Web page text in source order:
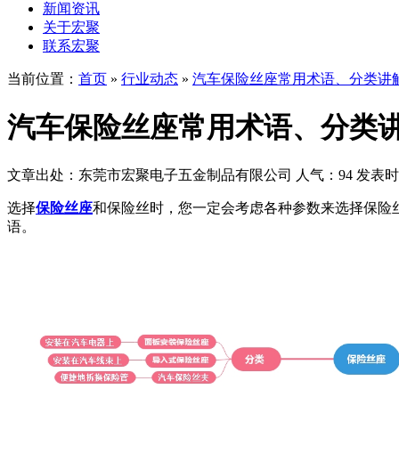
新闻资讯
关于宏聚
联系宏聚
当前位置： 首页 » 行业动态 » 汽车保险丝座常用术语、分类讲
汽车保险丝座常用术语、分类
文章出处：东莞市宏聚电子五金制品有限公司 人气：94 发表
选择保险丝座和保险丝时，您一定会考虑各种参数来选择保
语。